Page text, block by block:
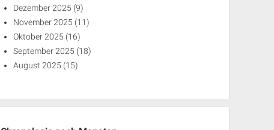
Dezember 2025 (9)
November 2025 (11)
Oktober 2025 (16)
September 2025 (18)
August 2025 (15)